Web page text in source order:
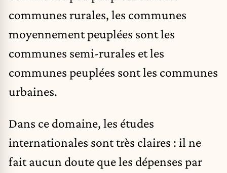
communes rurales, les communes
moyennement peuplées sont les
communes semi-rurales et les
communes peuplées sont les communes
urbaines.
Dans ce domaine, les études
internationales sont très claires : il ne
fait aucun doute que les dépenses par